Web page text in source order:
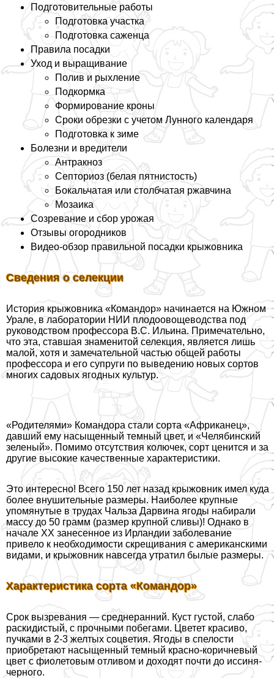
Подготовительные работы
Подготовка участка
Подготовка саженца
Правила посадки
Уход и выращивание
Полив и рыхление
Подкормка
Формирование кроны
Сроки обрезки с учетом Лунного календаря
Подготовка к зиме
Болезни и вредители
Антpaкноз
Септориоз (белая пятнистость)
Бокальчатая или столбчатая ржавчина
Мозаика
Созревание и сбор урожая
Отзывы огородников
Видео-обзор правильной посадки крыжовника
Сведения о селекции
История крыжовника «Комaндор» начинается на Южном
Урале, в лаборатории НИИ плодоовощеводства под
руководством профессора В.С. Ильина. Примечательно,
что эта, ставшая знаменитой селекция, является лишь
малой, хотя и замечательной частью общей работы
профессора и его супруги по выведению новых сортов
многих садовых ягодных культур.
«Родителями» Комaндора стали сорта «Африканец»,
давший ему насыщенный темный цвет, и «Челябинский
зеленый». Помимо отсутствия колючек, сорт ценится и за
другие высокие качественные хаpaктеристики.
Это интересно! Всего 150 лет назад крыжовник имел куда
более внушительные размеры. Наиболее крупные
упомянутые в трудах Чальза Дарвина ягоды набирали
массу до 50 грамм (размер крупной сливы)! Однако в
начале ХХ занесенное из Ирландии заболевание
привело к необходимости скрещивания с американскими
видами, и крыжовник навсегда утратил былые размеры.
Хаpaктеристика сорта «Комaндор»
Срок вызревания — среднеранний. Куст густой, слабо
раскидистый, с прочными побегами. Цветет красиво,
пучками в 2-3 желтых соцветия. Ягоды в спелости
приобретают насыщенный темный красно-коричневый
цвет с фиолетовым отливом и доходят почти до иссиня-
черного.